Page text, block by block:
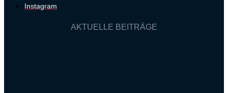
Instagram
AKTUELLE BEITRÄGE